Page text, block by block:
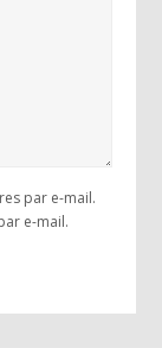
par e-mail.
e-mail.